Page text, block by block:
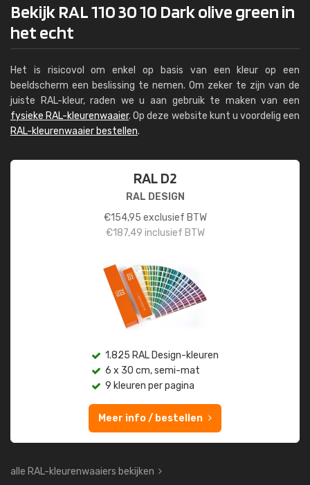
Bekijk RAL 110 30 10 Dark olive green in
het echt
Het is risicovol om enkel op basis van een kleur op een
beeldscherm een beslissing te nemen. Om zeker te zijn van de
juiste RAL-kleur, raden we u aan gebruik te maken van een
fysieke RAL-kleurenwaaier. Op deze website kunt u voordelig een
RAL-kleurenwaaier bestellen.
RAL D2
RAL DESIGN
€154,95 exclusief BTW
€187,49 inclusief BTW
1.825 RAL Design-kleuren
6 x 30 cm, semi-mat
9 kleuren per pagina
Meer info / bestellen
alle RAL-kleurenwaaiers bekijken